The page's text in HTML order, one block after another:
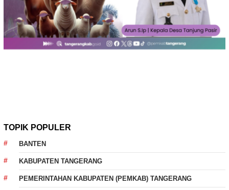
TOPIK POPULER
BANTEN
KABUPATEN TANGERANG
PEMERINTAHAN KABUPATEN (PEMKAB) TANGERANG